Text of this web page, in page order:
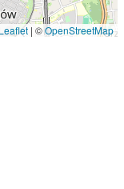
Leaflet | ©OpenStreetMap